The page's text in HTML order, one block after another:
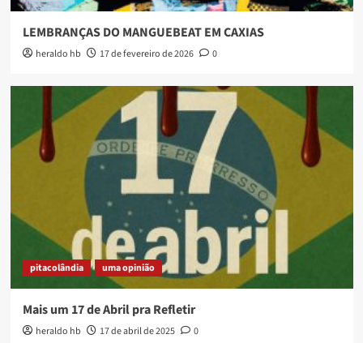
LEMBRANÇAS DO MANGUEBEAT EM CAXIAS
heraldo hb 17 de fevereiro de 2026 0
pitacolândia uma opinião
Mais um 17 de Abril pra Refletir
heraldo hb 17 de abril de 2025 0